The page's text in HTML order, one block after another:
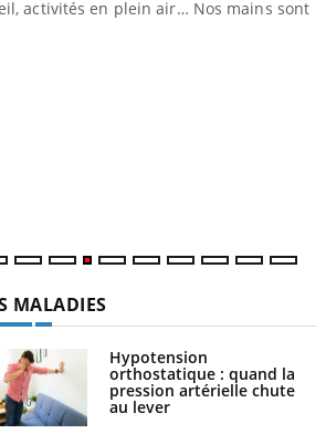
activités en plein air… Nos mains sont
MALADIES
Hypotension
orthostatique : quand la
pression artérielle chute
au lever